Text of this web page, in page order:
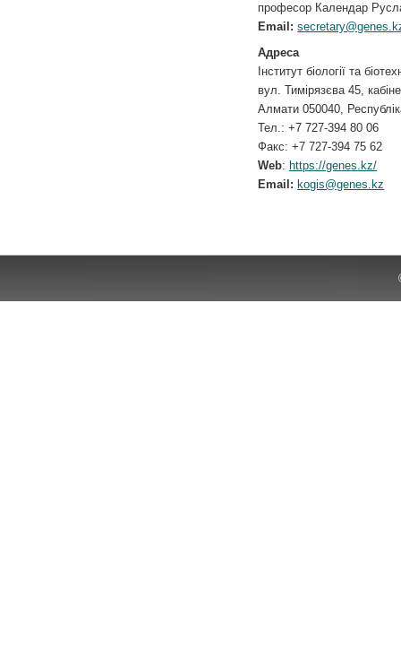
професор Календар
Email:
Адреса
Інститут біології та
вул. Тимірязєва 45,
Алмати 050040,
Тел.: +7 727-394 80 06
Факс: +7 727-394 75 62
Web: https://genes.kz/
Email: kogis@genes.kz